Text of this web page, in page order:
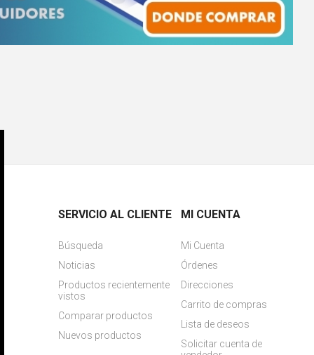
SERVICIO AL CLIENTE
Búsqueda
Noticias
Productos recientemente
vistos
Comparar productos
Nuevos productos
MI CUENTA
Mi Cuenta
Órdenes
Direcciones
Carrito de compras
Lista de deseos
Solicitar cuenta de